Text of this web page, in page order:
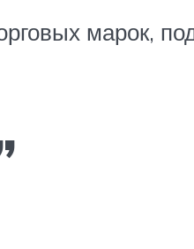
марок,